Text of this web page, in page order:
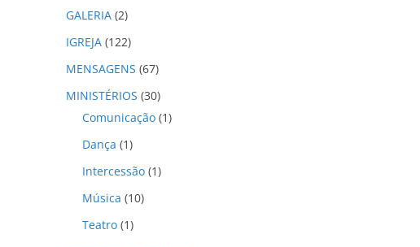
GALERIA (2)
IGREJA (122)
MENSAGENS (67)
MINISTÉRIOS (30)
Comunicação (1)
Dança (1)
Intercessão (1)
Música (10)
Teatro (1)